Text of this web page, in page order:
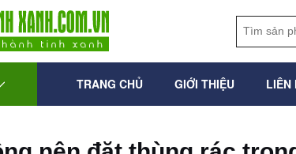
TRANG CHỦ GIỚI THIỆU LIÊN